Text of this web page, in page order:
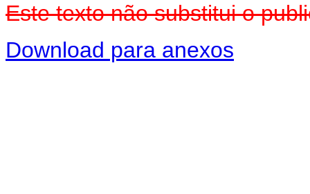
Este texto não substitui o
Download para anexos